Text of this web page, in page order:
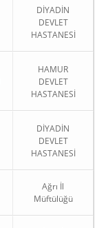
DİYADİN
DEVLET
HASTANESİ
HAMUR
DEVLET
HASTANESİ
DİYADİN
DEVLET
HASTANESİ
Ağrı İl
Müftülüğü